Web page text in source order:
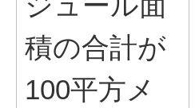
積の合計が
100平方メ